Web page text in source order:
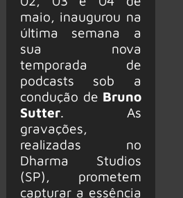
maio, inaugurou na
última semana a
sua nova
temporada de
podcasts sob a
condução de Bruno
Sutter. As
gravações,
realizadas no
Dharma Studios
(SP), prometem
capturar a essência